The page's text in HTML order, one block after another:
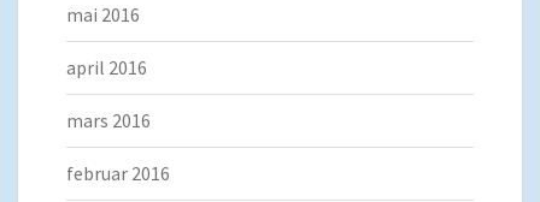
mai 2016
april 2016
mars 2016
februar 2016